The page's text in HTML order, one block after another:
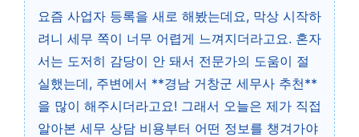
요즘 사업자 등록을 새로 해봤는데요, 막상 시작하
려니 세무 쪽이 너무 어렵게 느껴지더라고요. 혼자
서는 도저히 감당이 안 돼서 전문가의 도움이 절
실했는데, 주변에서 **경남 거창군 세무사 추천**
을 많이 해주시더라고요! 그래서 오늘은 제가 직접
알아본 세무 상담 비용부터 어떤 정보를 챙겨가야